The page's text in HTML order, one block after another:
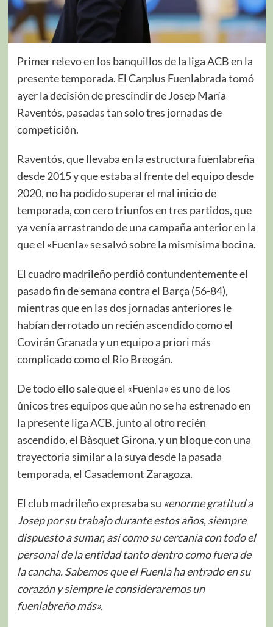
Primer relevo en los banquillos de la liga ACB en la
presente temporada. El Carplus Fuenlabrada tomó
ayer la decisión de prescindir de Josep María
Raventós, pasadas tan solo tres jornadas de
competición.
Raventós, que llevaba en la estructura fuenlabreña
desde 2015 y que estaba al frente del equipo desde
2020, no ha podido superar el mal inicio de
temporada, con cero triunfos en tres partidos, que
ya venía arrastrando de una campaña anterior en la
que el «Fuenla» se salvó sobre la mismísima bocina.
El cuadro madrileño perdió contundentemente el
pasado fin de semana contra el Barça (56-84),
mientras que en las dos jornadas anteriores le
habían derrotado un recién ascendido como el
Covirán Granada y un equipo a priori más
complicado como el Rio Breogán.
De todo ello sale que el «Fuenla» es uno de los
únicos tres equipos que aún no se ha estrenado en
la presente liga ACB, junto al otro recién
ascendido, el Bàsquet Girona, y un bloque con una
trayectoria similar a la suya desde la pasada
temporada, el Casademont Zaragoza.
El club madrileño expresaba su «enorme gratitud a
Josep por su trabajo durante estos años, siempre
dispuesto a sumar, así como su cercanía con todo el
personal de la entidad tanto dentro como fuera de
la cancha. Sabemos que el Fuenla ha entrado en su
corazón y siempre le consideraremos un
fuenlabreño más».